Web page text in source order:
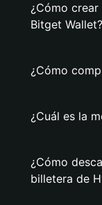
¿Cómo
Bitget Wallet?
¿Cómo
¿Cuál es la
¿Cómo
billetera de